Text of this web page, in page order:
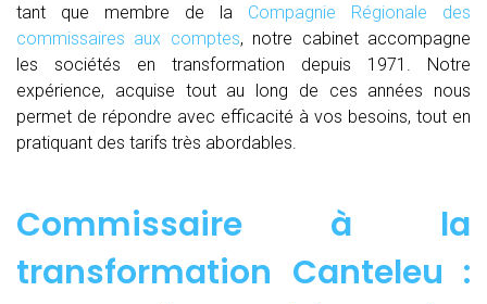
tant que membre de la Compagnie Régionale des
commissaires aux comptes, notre cabinet accompagne
les sociétés en transformation depuis 1971. Notre
expérience, acquise tout au long de ces années nous
permet de répondre avec efficacité à vos besoins, tout en
pratiquant des tarifs très abordables.
Commissaire à la
transformation Canteleu :